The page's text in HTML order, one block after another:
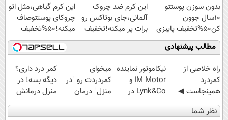
بدون سوزن پوستتو
10سال جوون
کن50%تخفیف پاییزی
این کرم ضد چروک
آلمانی،جای بوتاکس رو
برات پر میکنه!تخفیف
تا امشب
این کرم گیاهی،مثل اتو
چروکای پوستتوصاف
میکنه!50%تخفیف
مطالب پیشنهادی
‌راه خلاصی از
کمردرد
همینجاست ◀
فقط کافیه فرم
رو پر کنی!
نیکاموتور نماینده
IM Motor و
Lynk&Co در
ایران
میخوای
کمردردت رو "در
منزل" درمان
کنی؟ (◂فیلم +
◂پرسش‌نامه)
کمر درد داری؟
دیگه بسه! در
منزل درمانش
کن
(◀پرسش‌نامه)
نظر شما